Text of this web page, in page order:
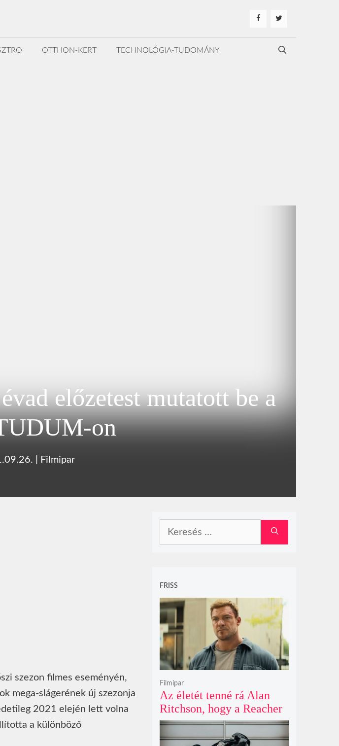
OTTHON-KERT TECHNOLÓGIA-TUDOMÁNY
előzetest mutatott be a
on
Filmipar
szezon filmes eseményén,
mega-slágerének új szezonja
2021 elején lett volna
a különböző
FRISS
Az életét tenné rá Alan
Ritchson, hogy a Reacher
negyedik évada mindent
felülmúl
Filmipar